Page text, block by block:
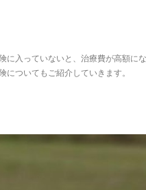
入っていないと、治療費が高額に
ついてもご紹介していきます。